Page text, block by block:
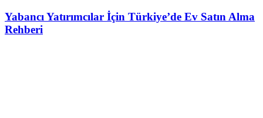
Yabancı Yatırımcılar İçin Türkiye’de Ev Satın Alma
Rehberi